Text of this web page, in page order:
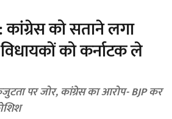
कांग्रेस को सताने लगा
को कर्नाटक ले
पर जोर, कांग्रेस का आरोप- BJP कर